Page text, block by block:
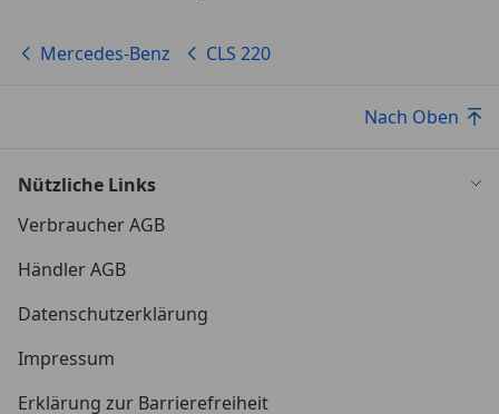
Mercedes-Benz CLS 220
Nach Oben
Nützliche Links
Verbraucher AGB
Händler AGB
Datenschutzerklärung
Impressum
Erklärung zur Barrierefreiheit